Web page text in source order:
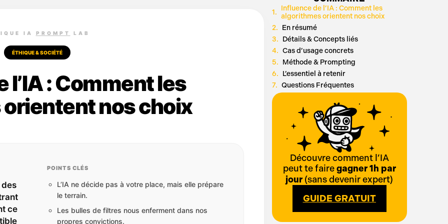
IA PROMPT LAB
ÉTHIQUE & SOCIÉTÉ
l’IA : Comment les
nos choix
des
ce
POINTS CLÉS
L’IA ne décide pas à votre place, mais elle prépare
le terrain.
Les bulles de filtres nous enferment dans nos
propres convictions.
Influence de l’IA : Comment les
algorithmes orientent nos choix
En résumé
Détails & Concepts liés
Cas d’usage concrets
Méthode & Prompting
L’essentiel à retenir
Questions Fréquentes
Découvre comment l’IA
peut te fairegagner 1h par
jour (sans devenir expert)
GUIDE GRATUIT